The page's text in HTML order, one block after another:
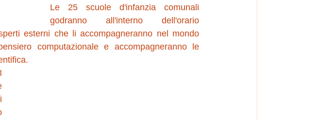
Le 25 scuole d'infanzia comunali
godranno all'interno dell'orario
esterni che li accompagneranno nel mondo
computazionale e accompagneranno le